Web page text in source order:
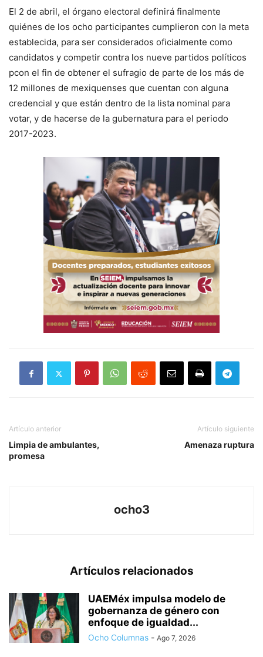
El 2 de abril, el órgano electoral definirá finalmente
quiénes de los ocho participantes cumplieron con la meta
establecida, para ser considerados oficialmente como
candidatos y competir contra los nueve partidos políticos
pcon el fin de obtener el sufragio de parte de los más de
12 millones de mexiquenses que cuentan con alguna
credencial y que están dentro de la lista nominal para
votar, y de hacerse de la gubernatura para el periodo
2017-2023.
Artículo anterior
Limpia de ambulantes,
promesa
Artículo siguiente
Amenaza ruptura
ocho3
Artículos relacionados
UAEMéx impulsa modelo de
gobernanza de género con
enfoque de igualdad...
Ocho Columnas - Ago 7, 2026